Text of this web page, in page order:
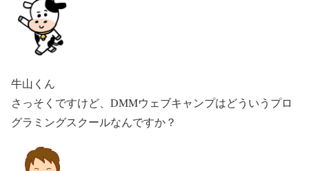
牛山くん
さっそくですけど、DMMウェブキャンプはどういうプロ
グラミングスクールなんですか？